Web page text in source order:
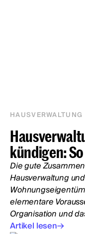
HAUSVERWALTUNG
kündigen:
Die gute
Hausverwaltung
elementare
Organisation und
Artikel lesen